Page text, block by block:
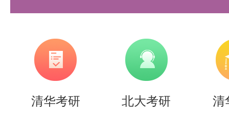
清华考研 北大考研 清